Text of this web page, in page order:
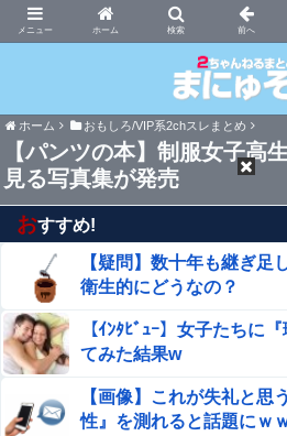
ホーム
まにゅそく 2chまとめニ
ホーム おもしろ/VIP系2chスレまとめ
【パンツの本】制服女子高
見る写真集が発売
おすすめ!
【疑問】数十年も継ぎ足
衛生的にどうなの？
【ｲﾝﾀﾋﾞｭｰ】女子たちに
てみた結果w
【画像】これが失礼と思
性』を測れると話題にｗ